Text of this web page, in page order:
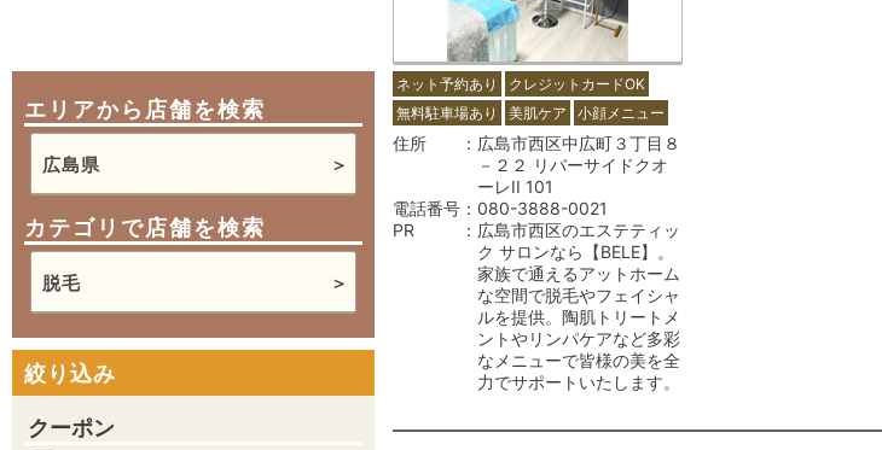
エリアから店舗を検索
広島県
カテゴリで店舗を検索
脱毛
絞り込み
クーポン
ネット予約あり
クレジットカードOK
無料駐車場あり
美肌ケア 小顔メニュー
住所
広島市西区中広町３丁目８
－２２ リバーサイドクオ
ーレII 101
電話番号
080-3888-0021
PR
広島市西区のエステティッ
ク サロンなら【BELE】。
家族で通えるアットホーム
な空間で脱毛やフェイシャ
ルを提供。陶肌トリートメ
ントやリンパケアなど多彩
なメニューで皆様の美を全
力でサポートいたします。